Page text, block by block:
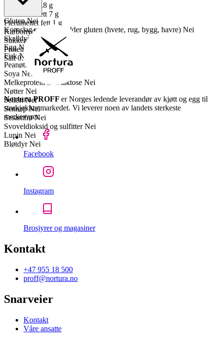
Mettet fett
8.8 g
Enumettet fett 7 g
Flerumettet fett 1 g
Karbohydrater
Sukkerarter
0 g
Proteiner
18 g
Salt 0.2 g
Gluten Nei
Kornslag som inneholder gluten (hvete, rug, bygg, havre) Nei
Skalldyr
Nei
Egg Nei
Fisk Nei
Peanøtter
Nei
Soya Nei
Melkeprotein inkl laktose Nei
Nøtter Nei
Selleri Nei
Sennep Nei
Sesamfrø Nei
Svoveldioksid og sulfitter Nei
Lupin Nei
Bløtdyr Nei
Nortura PROFF er Norges ledende leverandør av kjøtt og egg til
storkjøkkenmarkedet. Vi leverer noen av landets sterkeste
merkevarer.
Facebook
Instagram
Brosjyrer og magasiner
Kontakt
+47 955 18 500
proff@nortura.no
Snarveier
Kontakt
Våre ansatte